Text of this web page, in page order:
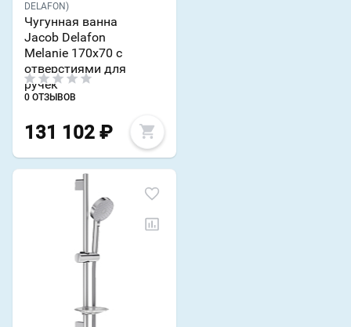
DELAFON)
Чугунная ванна
Jacob Delafon
Melanie 170х70 с
отверстиями для
ручек
0 ОТЗЫВОВ
131 102 ₽